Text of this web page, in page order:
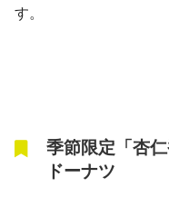
す。
季節限定「杏
ドーナツ